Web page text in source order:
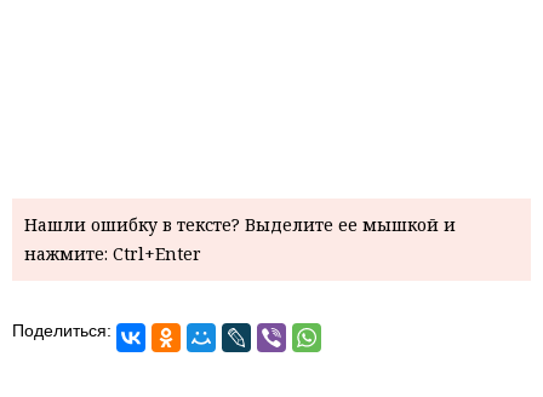
Нашли ошибку в тексте? Выделите ее мышкой и
нажмите: Ctrl+Enter
Поделиться: